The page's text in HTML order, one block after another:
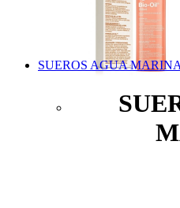
SUEROS AGUA MARINA